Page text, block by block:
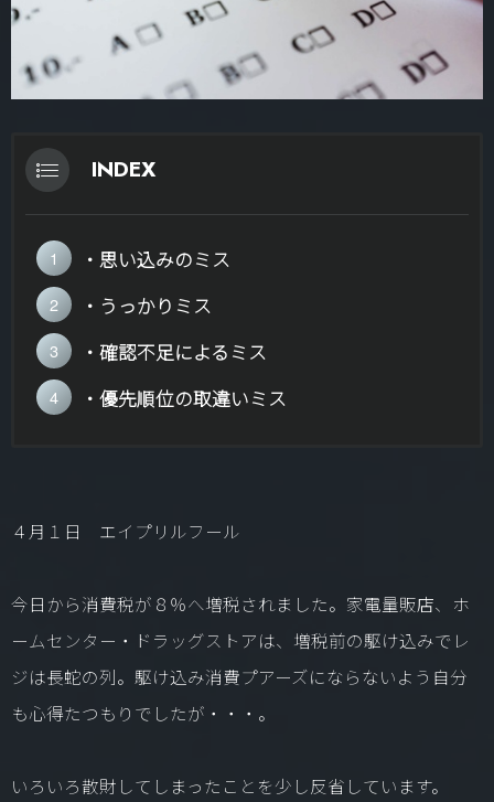
INDEX
・思い込みのミス
・うっかりミス
・確認不足によるミス
・優先順位の取違いミス
４月１日 エイプリルフール
今日から消費税が８％へ増税されました。 家電量販店、ホ
ームセンター・ドラッグストアは、増税前の駆け込みでレ
ジは長蛇の列。駆け込み消費プアーズにならないよう自分
も心得たつもりでしたが・・・。
いろいろ散財してしまったことを少し反省しています。